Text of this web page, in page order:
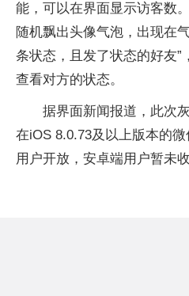
能，可以在界面显示访客数
随机飘出头像气泡，出现在
条状态，且发了状态的好友
查看对方的状态。
据界面新闻报道，此次
在iOS 8.0.73及以上版本的
用户开放，安卓端用户暂未